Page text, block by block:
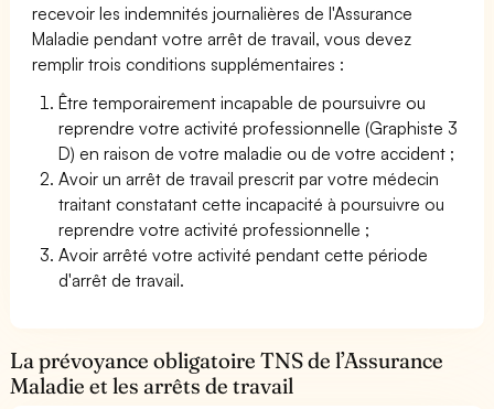
recevoir les indemnités journalières de l'Assurance
Maladie pendant votre arrêt de travail, vous devez
remplir trois conditions supplémentaires :
Être temporairement incapable de poursuivre ou
reprendre votre activité professionnelle (Graphiste 3
D) en raison de votre maladie ou de votre accident ;
Avoir un arrêt de travail prescrit par votre médecin
traitant constatant cette incapacité à poursuivre ou
reprendre votre activité professionnelle ;
Avoir arrêté votre activité pendant cette période
d'arrêt de travail.
La prévoyance obligatoire TNS de l’Assurance
Maladie et les arrêts de travail